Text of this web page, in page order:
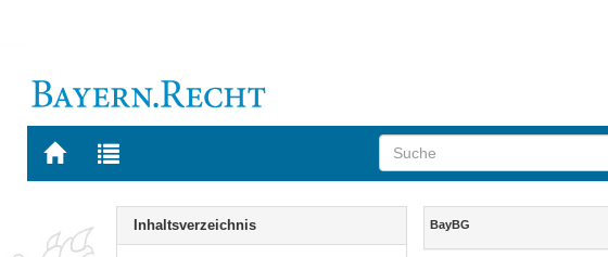
Zur
BAYERN.RECHT
Zur
letzten
Navigation
Inhaltsverzeichnis Inhalt
BayBG